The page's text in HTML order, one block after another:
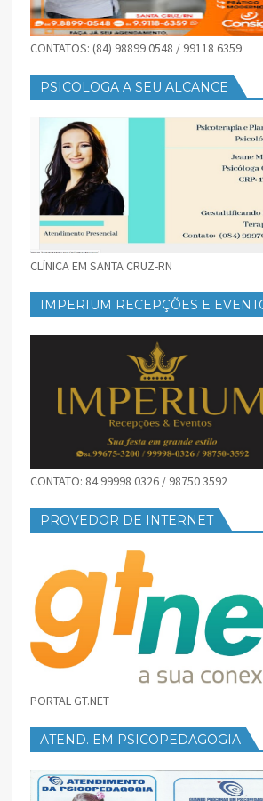
CONTATOS: (84) 98899 0548 / 99118 6359
PSICOLOGA A SEU ALCANCE
CLÍNICA EM SANTA CRUZ-RN
IMPERIUM RECEPÇÕES E
CONTATO: 84 99998 0326 / 98750 3592
PROVEDOR DE INTERNET
PORTAL GT.NET
ATEND. EM PSICOPEDAGOGIA